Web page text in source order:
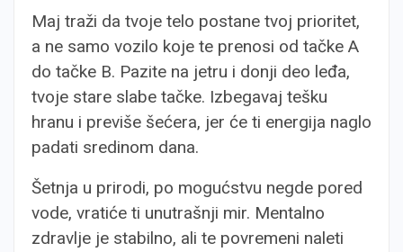
Maj traži da tvoje telo postane tvoj prioritet,
a ne samo vozilo koje te prenosi od tačke A
do tačke B. Pazite na jetru i donji deo leđa,
tvoje stare slabe tačke. Izbegavaj tešku
hranu i previše šećera, jer će ti energija naglo
padati sredinom dana.
Šetnja u prirodi, po mogućstvu negde pored
vode, vratiće ti unutrašnji mir. Mentalno
zdravlje je stabilno, ali te povremeni naleti